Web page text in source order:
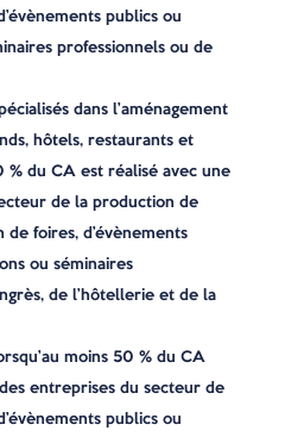
publics ou
professionnels ou de
dans l’aménagement
hôtels, restaurants et
% du CA est réalisé avec une
de la production de
de foires, d’évènements
ou séminaires
de l’hôtellerie et de la
moins 50 % du CA
entreprises du secteur de
publics ou